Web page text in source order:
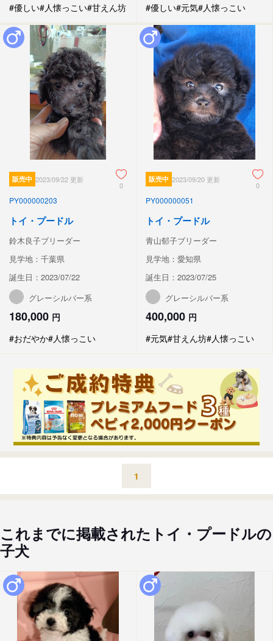
#優しい#人懐っこい#甘えん坊
#優しい#元気#人懐っこい
販売中 2023/09/22 更新
0
PY000000203
トイ・プードル
鈴木良子ブリーダー
見学地：千葉県
誕生日：2023/07/22
グレーシルバー系
180,000 円
#おだやか#人懐っこい
販売中 2023/09/20 更新
0
PY000000051
トイ・プードル
青山郁子ブリーダー
見学地：愛知県
誕生日：2023/07/25
グレーシルバー系
400,000 円
#元気#甘えん坊#人懐っこい
1
これまでに掲載されたトイ・プードルの
子犬